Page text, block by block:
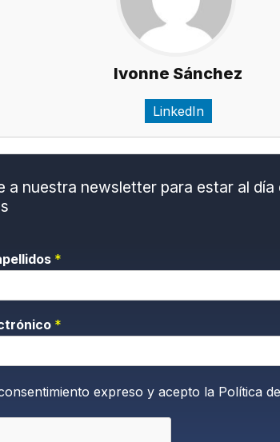
Ivonne Sánchez
LinkedIn
a nuestra newsletter para estar al día
*
*
expreso y acepto la Política